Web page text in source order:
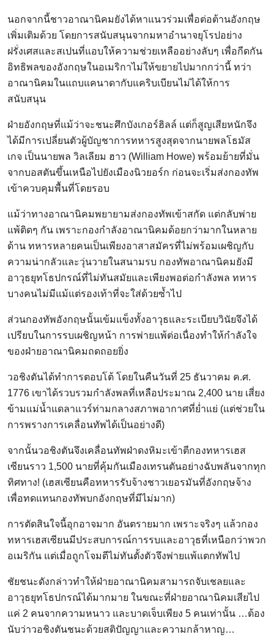
นอกจากนี้ชาวอาณานิคมยังได้หาแนวร่วมเพื่อต่อต้านอังกฤษ
เพิ่มเติมด้วย โดยการสนับสนุนจากมหาอำนาจยุโรปอย่าง
ฝรั่งเศสและสเปนที่แอบให้ความช่วยเหลืออย่างลับๆ เพื่อกีดกัน
อิทธิพลของอังกฤษในอเมริกาไม่ให้ขยายไปมากกว่านี้ ทว่า
อาณานิคมในแถบแคนาดากับแคริบเบียนไม่ได้ให้การ
สนับสนุน
ฝ่ายอังกฤษที่แม้ว่าจะชนะศึกบังเกอร์ฮิลล์ แต่ก็สูญเสียหนักจึง
ได้มีการเปลี่ยนตัวผู้บัญชาการทหารสูงสุดจากนายพลโธมัส
เกจ เป็นนายพล วิลเลียม ฮาว (William Howe) พร้อมย้ายที่มั่น
จากบอสตันขึ้นเหนือไปยังเมืองนิวยอร์ก ก่อนจะเริ่มส่งกองทัพ
เข้าควบคุมพื้นที่โดยรอบ
แม้ว่าทางอาณานิคมพยายามส่งกองทัพเข้าสกัด แต่กลับพ่าย
แพ้ติดๆ กัน เพราะกองกำลังอาณานิคมด้อยกว่ามากในหลาย
ด้าน ทหารหลายคนเป็นเพียงอาสาสมัครที่ไม่พร้อมเผชิญกับ
ความน่ากลัวและวุ่นวายในสนามรบ กองทัพอาณานิคมยังมี
อาวุธยุทโธปกรณ์ที่ไม่ทันสมัยและเพียงพอต่อกำลังพล ทหาร
บางคนไม่มีแม้แต่รองเท้าที่จะใส่ด้วยซ้ำไป
ส่วนกองทัพอังกฤษนั้นเข้มแข็งทั้งอาวุธและระเบียบวินัยจึงได้
เปรียบในการรบเผชิญหน้า การพ่ายแพ้ต่อเนื่องทำให้กำลังใจ
ของฝ่ายอาณานิคมถดถอยยิ่ง
วอชิงตันได้ทำการตอบโต้ โดยในคืนวันที่ 25 ธันวาคม ค.ศ.
1776 เขาได้รวบรวมกำลังพลที่เหลือประมาณ 2,400 นาย เสี่ยง
ข้ามแม่น้ำแดลาแวร์ท่ามกลางสภาพอากาศที่ย่ำแย่ (แต่ช่วยใน
การพรางการเคลื่อนทัพได้เป็นอย่างดี)
จากนั้นวอชิงตันจึงเคลื่อนทัพฝ่าดงหิมะเข้าตีกองทหารเฮส
เซียนราว 1,500 นายที่คุ้มกันเมืองเทรนตันอย่างฉับพลันจากทุก
ทิศทาง! (เฮสเซียนคือทหารรับจ้างชาวเยอรมันที่อังกฤษจ้าง
เพื่อทดแทนกองทัพบกอังกฤษที่มีไม่มาก)
การตัดสินใจนี้อุกอาจมาก อันตรายมาก เพราะจริงๆ แล้วกอง
ทหารเฮสเซียนมีประสบการณ์การรบและอาวุธที่เหนือกว่าพวก
อเมริกัน แต่เมื่อถูกโจมตีไม่ทันตั้งตัวจึงพ่ายแพ้แตกทัพไป
ชัยชนะดังกล่าวทำให้ฝ่ายอาณานิคมสามารถจับเชลยและ
อาวุธยุทโธปกรณ์ได้มากมาย ในขณะที่ฝ่ายอาณานิคมเสียไป
แค่ 2 คนจากความหนาว และบาดเจ็บเพียง 5 คนเท่านั้น …ต้อง
นับว่าวอชิงตันชนะด้วยสติปัญญาและความกล้าหาญ…